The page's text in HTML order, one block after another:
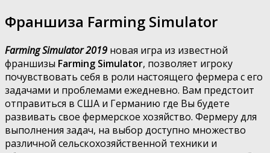
Франшиза Farming Simulator
Farming Simulator 2019 новая игра из известной
франшизы Farming Simulator, позволяет игроку
почувствовать себя в роли настоящего фермера с его
задачами и проблемами ежедневно. Вам предстоит
отправиться в США и Германию где Вы будете
развивать свое фермерское хозяйство. Фермеру для
выполнения задач, на выбор доступно множество
различной сельскохозяйственной техники и